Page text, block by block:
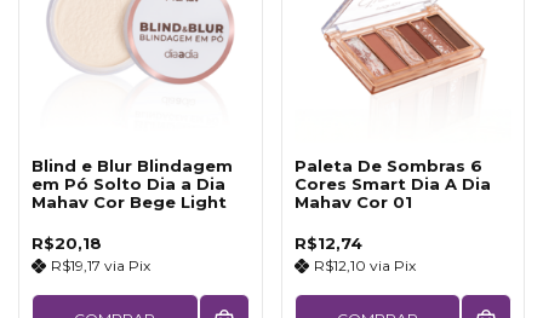
Blind e Blur Blindagem
em Pó Solto Dia a Dia
Mahav Cor Bege Light
R$20,18
R$19,17 via Pix
Paleta De Sombras 6
Cores Smart Dia A Dia
Mahav Cor 01
R$12,74
R$12,10 via Pix